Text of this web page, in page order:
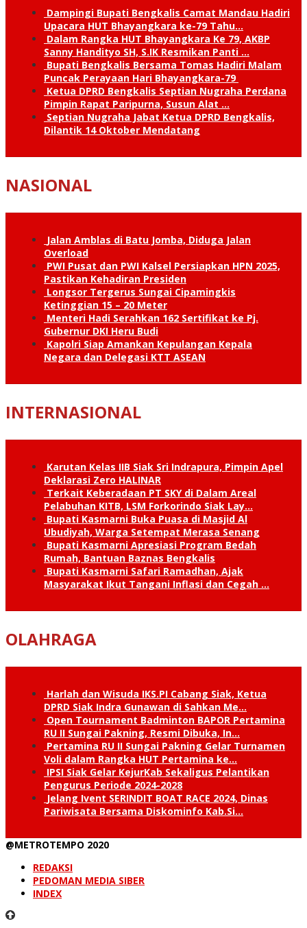
Dampingi Bupati Bengkalis Camat Mandau Hadiri
Upacara HUT Bhayangkara ke-79 Tahu…
Dalam Rangka HUT Bhayangkara Ke 79, AKBP
Sanny Handityo SH, S.IK Resmikan Panti …
Bupati Bengkalis Bersama Tomas Hadiri Malam
Puncak Perayaan Hari Bhayangkara-79
Ketua DPRD Bengkalis Septian Nugraha Perdana
Pimpin Rapat Paripurna, Susun Alat …
Septian Nugraha Jabat Ketua DPRD Bengkalis,
Dilantik 14 Oktober Mendatang
NASIONAL
Jalan Amblas di Batu Jomba, Diduga Jalan
Overload
PWI Pusat dan PWI Kalsel Persiapkan HPN 2025,
Pastikan Kehadiran Presiden
Longsor Tergerus Sungai Cipamingkis
Ketinggian 15 – 20 Meter
Menteri Hadi Serahkan 162 Sertifikat ke Pj.
Gubernur DKI Heru Budi
Kapolri Siap Amankan Kepulangan Kepala
Negara dan Delegasi KTT ASEAN
INTERNASIONAL
Karutan Kelas IIB Siak Sri Indrapura, Pimpin Apel
Deklarasi Zero HALINAR
Terkait Keberadaan PT SKY di Dalam Areal
Pelabuhan KITB, LSM Forkorindo Siak Lay…
Bupati Kasmarni Buka Puasa di Masjid Al
Ubudiyah, Warga Setempat Merasa Senang
Bupati Kasmarni Apresiasi Program Bedah
Rumah, Bantuan Baznas Bengkalis
Bupati Kasmarni Safari Ramadhan, Ajak
Masyarakat Ikut Tangani Inflasi dan Cegah …
OLAHRAGA
Harlah dan Wisuda IKS.PI Cabang Siak, Ketua
DPRD Siak Indra Gunawan di Sahkan Me…
Open Tournament Badminton BAPOR Pertamina
RU II Sungai Pakning, Resmi Dibuka, In…
Pertamina RU II Sungai Pakning Gelar Turnamen
Voli dalam Rangka HUT Pertamina ke…
IPSI Siak Gelar KejurKab Sekaligus Pelantikan
Pengurus Periode 2024-2028
Jelang Ivent SERINDIT BOAT RACE 2024, Dinas
Pariwisata Bersama Diskominfo Kab.Si…
@METROTEMPO 2020
REDAKSI
PEDOMAN MEDIA SIBER
INDEX